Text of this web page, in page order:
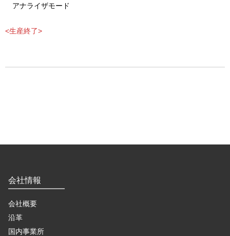
アナライザモード
<生産終了>
会社情報
会社概要
沿革
国内事業所